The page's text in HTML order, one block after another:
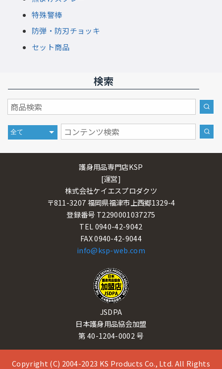
特殊警棒
防弾・防刃チョッキ
セット商品
検索
護身用品専門店KSP
[運営]
株式会社ケイエスプロダクツ
〒811-3207 福岡県福津市上西郷1329-4
登録番号 T2290001037275
TEL 0940-42-9042
FAX 0940-42-9044
info@ksp-web.com
JSDPA
日本護身用品協会加盟
第 40-1204-0002 号
Copyright (C) 2004-2023 KS Products Co., Ltd. All Rights